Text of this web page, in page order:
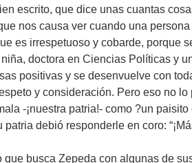
escrito, que dice unas cuantas
nos causa ver cuando una
es irrespetuoso y cobarde, porque
doctora en Ciencias Políticas y
positivas y se desenvuelve con
y consideración. Pero eso no lo
-¡nuestra patria!- como ?un paisito
debió responderle en coro:
busca Zepeda con algunas de